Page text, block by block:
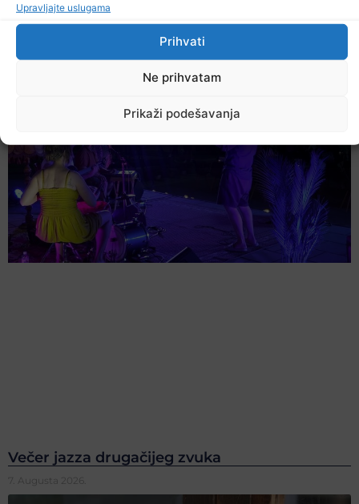
Upravljajte uslugama
Prihvati
Ne prihvatam
Prikaži podešavanja
U TK povećan broj požara
7. Augusta 2026.
Večer jazza drugačijeg zvuka
7. Augusta 2026.